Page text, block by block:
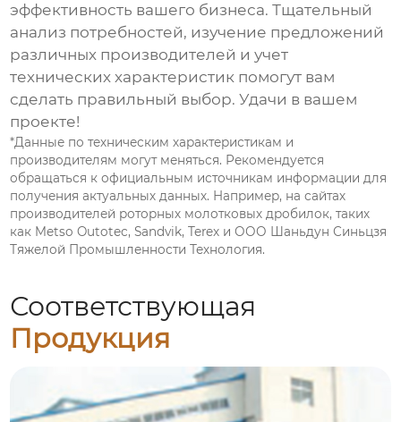
эффективность вашего бизнеса. Тщательный
анализ потребностей, изучение предложений
различных производителей и учет
технических характеристик помогут вам
сделать правильный выбор. Удачи в вашем
проекте!
*Данные по техническим характеристикам и
производителям могут меняться. Рекомендуется
обращаться к официальным источникам информации для
получения актуальных данных. Например, на сайтах
производителей роторных молотковых дробилок, таких
как Metso Outotec, Sandvik, Terex иООО Шаньдун Синьцзя
Тяжелой Промышленности Технология.
Соответствующая
Продукция